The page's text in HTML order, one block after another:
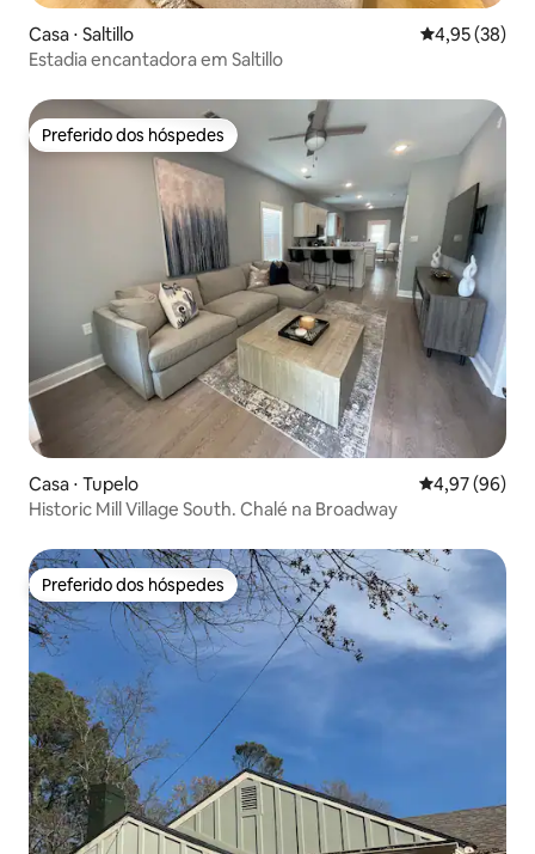
Casa ⋅ Saltillo 4,95 de uma
4,95 (38)
Estadia encantadora em Saltillo
Preferido dos hóspedes
Preferido dos hóspedes
Casa ⋅ Tupelo 4,97 de uma
4,97 (96)
Historic Mill Village South. Chalé na Broadway
Preferido dos hóspedes
Preferido dos hóspedes